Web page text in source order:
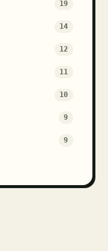
19
14
12
11
10
9
9